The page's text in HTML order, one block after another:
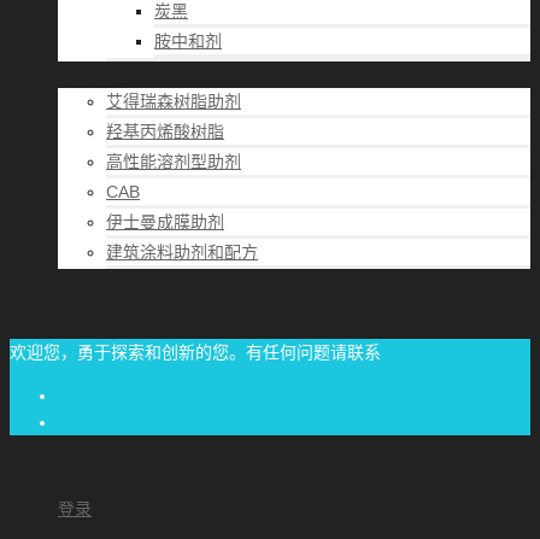
炭黑
胺中和剂
艾得瑞森树脂助剂
羟基丙烯酸树脂
高性能溶剂型助剂
CAB
伊士曼成膜助剂
建筑涂料助剂和配方
欢迎您，勇于探索和创新的您。有任何问题请联系
登录